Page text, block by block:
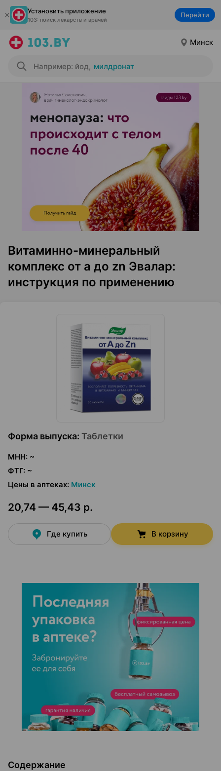
Установить приложение
103: поиск лекарств и врачей
Перейти
Минск
Например: йод, милдронат
Витаминно-минеральный
комплекс от a до zn Эвалар:
инструкция по применению
Форма выпуска: Таблетки
МНН: ~
ФТГ: ~
Цены в аптеках: Минск
20,74 — 45,43 р.
Где купить В корзину
Содержание